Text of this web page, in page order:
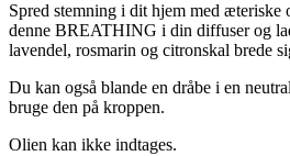
Spred stemning i dit hjem med
denne BREATHING i din diffuser og
lavendel, rosmarin og citronskal brede
Du kan også blande en dråbe i en
bruge den på kroppen.
Olien kan ikke indtages.